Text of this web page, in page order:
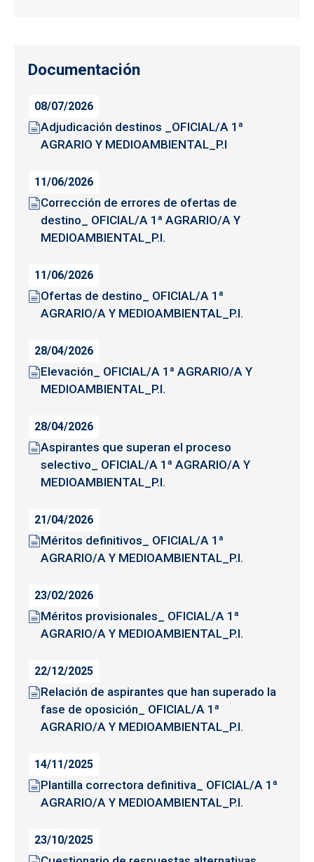
Documentación
08/07/2026
Adjudicación destinos _OFICIAL/A 1ª
AGRARIO Y MEDIOAMBIENTAL_P.I
11/06/2026
Corrección de errores de ofertas de
destino_ OFICIAL/A 1ª AGRARIO/A Y
MEDIOAMBIENTAL_P.I.
11/06/2026
Ofertas de destino_ OFICIAL/A 1ª
AGRARIO/A Y MEDIOAMBIENTAL_P.I.
28/04/2026
Elevación_ OFICIAL/A 1ª AGRARIO/A Y
MEDIOAMBIENTAL_P.I.
28/04/2026
Aspirantes que superan el proceso
selectivo_ OFICIAL/A 1ª AGRARIO/A Y
MEDIOAMBIENTAL_P.I.
21/04/2026
Méritos definitivos_ OFICIAL/A 1ª
AGRARIO/A Y MEDIOAMBIENTAL_P.I.
23/02/2026
Méritos provisionales_ OFICIAL/A 1ª
AGRARIO/A Y MEDIOAMBIENTAL_P.I.
22/12/2025
Relación de aspirantes que han superado la
fase de oposición_ OFICIAL/A 1ª
AGRARIO/A Y MEDIOAMBIENTAL_P.I.
14/11/2025
Plantilla correctora definitiva_ OFICIAL/A 1ª
AGRARIO/A Y MEDIOAMBIENTAL_P.I.
23/10/2025